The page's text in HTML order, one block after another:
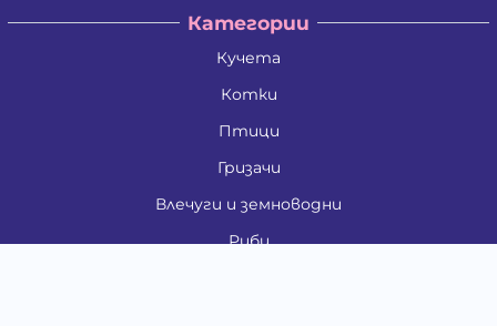
Категории
Кучета
Котки
Птици
Гризачи
Влечуги и земноводни
Риби